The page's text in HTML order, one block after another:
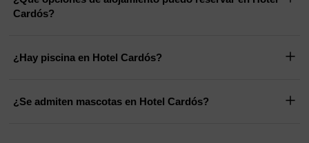
Cardós?
¿Hay piscina en Hotel Cardós?
¿Se admiten mascotas en Hotel Cardós?